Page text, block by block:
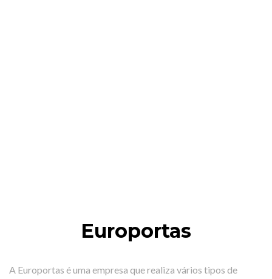
Europortas
A Europortas é uma empresa que realiza vários tipos de